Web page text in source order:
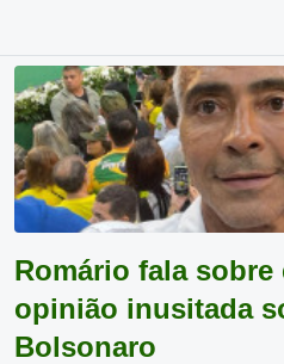
Romário fala sobre
opinião inusitada
Bolsonaro